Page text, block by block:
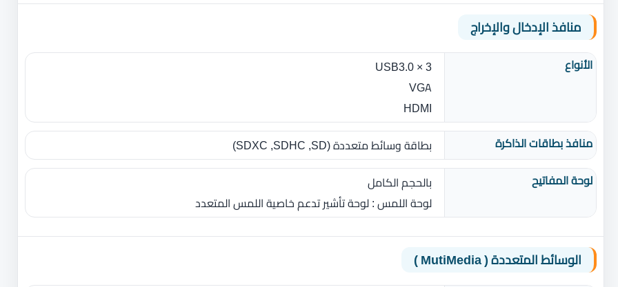
منافذ الإدخال والإخراج
الأنواع
3 × USB3.0
VGA
HDMI
منافذ بطاقات الذاكرة
بطاقة وسائط متعددة ‏(‏SD‏,‏ SDHC‏,‏ SDXC‏)‏
لوحة المفاتيح
بالحجم الكامل
لوحة اللمس ‏: ‏لوحة تأشير تدعم خاصية اللمس المتعدد
الوسائط المتعددة ( MutiMedia )